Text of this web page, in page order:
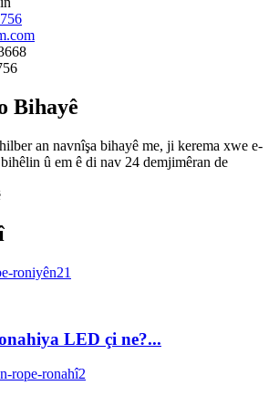
Bihayê
an navnîşa bihayê me, ji kerema xwe e-
û em ê di nav 24 demjimêran de
LED çi ne?...